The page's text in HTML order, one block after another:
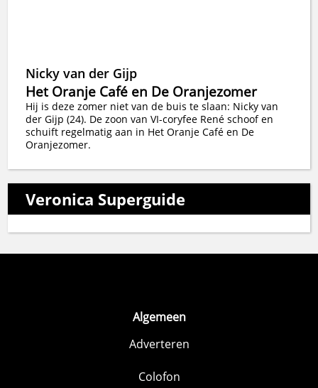
Nicky van der Gijp
Het Oranje Café en De Oranjezomer
Hij is deze zomer niet van de buis te slaan: Nicky van
der Gijp (24). De zoon van VI-coryfee René schoof en
schuift regelmatig aan in Het Oranje Café en De
Oranjezomer.
Veronica Superguide
Algemeen
Adverteren
Colofon